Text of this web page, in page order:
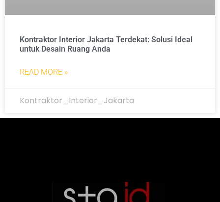
Kontraktor Interior Jakarta Terdekat: Solusi Ideal
untuk Desain Ruang Anda
READ MORE »
Kontraktor_Interior_Jakarta